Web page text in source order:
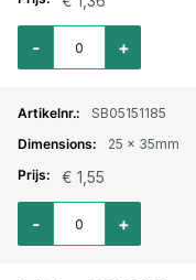
Aantal voor
+
-
SB05151185
25 x 35mm
€ 1,55
Aantal voor
+
-